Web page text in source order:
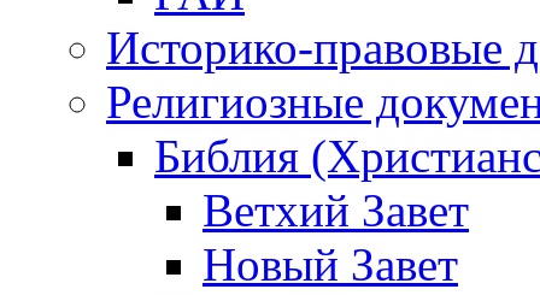
Историко-правовые
Религиозные
Библия
Ветхий Завет
Новый Завет